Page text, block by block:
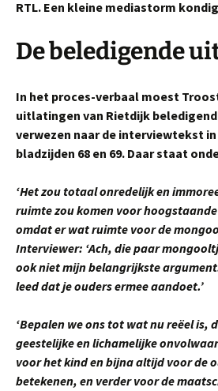
RTL. Een kleine mediastorm
De beledigende
In het proces-verbaal moest
uitlatingen van Rietdijk
verwezen naar de interviewtekst in
bladzijden 68 en 69. Daar staat
‘Het zou totaal onredelijk en
ruimte zou komen voor
omdat er wat ruimte voor de
Interviewer: ‘Ach, die paar
ook niet mijn belangrijkste
leed dat je ouders ermee aandoet.’
‘Bepalen we ons tot wat nu reëel is,
geestelijke en lichamelijke
voor het kind en bijna altijd voor de
betekenen, en verder voor de